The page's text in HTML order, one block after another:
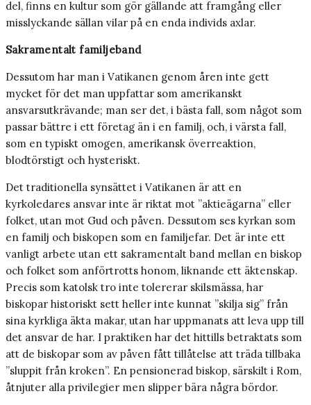
del, finns en kultur som gör gällande att framgång eller
misslyckande sällan vilar på en enda individs axlar.
Sakramentalt familjeband
Dessutom har man i Vatikanen genom åren inte gett
mycket för det man uppfattar som amerikanskt
ansvarsutkrävande; man ser det, i bästa fall, som något som
passar bättre i ett företag än i en familj, och, i värsta fall,
som en typiskt omogen, amerikansk överreaktion,
blodtörstigt och hysteriskt.
Det traditionella synsättet i Vatikanen är att en
kyrkoledares ansvar inte är riktat mot ”aktieägarna” eller
folket, utan mot Gud och påven. Dessutom ses kyrkan som
en familj och biskopen som en familjefar. Det är inte ett
vanligt arbete utan ett sakramentalt band mellan en biskop
och folket som anförtrotts honom, liknande ett äktenskap.
Precis som katolsk tro inte tolererar skilsmässa, har
biskopar historiskt sett heller inte kunnat ”skilja sig” från
sina kyrkliga äkta makar, utan har uppmanats att leva upp till
det ansvar de har. I praktiken har det hittills betraktats som
att de biskopar som av påven fått tillåtelse att träda tillbaka
”sluppit från kroken”. En pensionerad biskop, särskilt i Rom,
åtnjuter alla privilegier men slipper bära några bördor.